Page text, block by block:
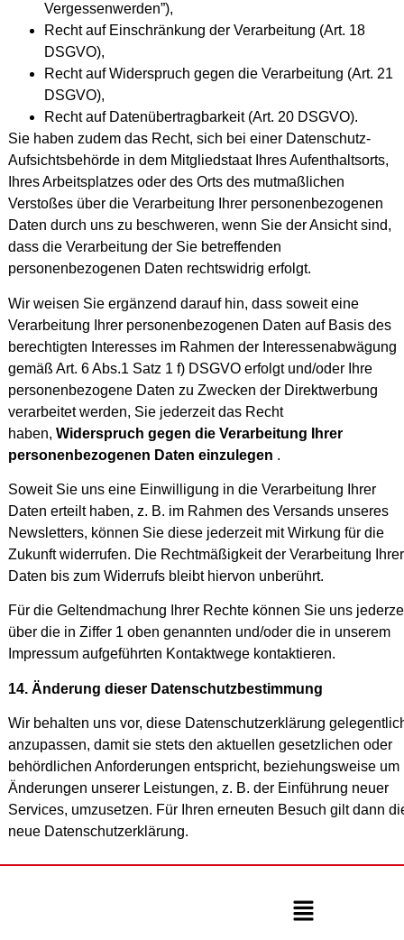
Vergessenwerden”),
Recht auf Einschränkung der Verarbeitung (Art. 18
DSGVO),
Recht auf Widerspruch gegen die Verarbeitung (Art. 21
DSGVO),
Recht auf Datenübertragbarkeit (Art. 20 DSGVO).
Sie haben zudem das Recht, sich bei einer Datenschutz-
Aufsichtsbehörde in dem Mitgliedstaat Ihres Aufenthaltsorts,
Ihres Arbeitsplatzes oder des Orts des mutmaßlichen
Verstoßes über die Verarbeitung Ihrer personenbezogenen
Daten durch uns zu beschweren, wenn Sie der Ansicht sind,
dass die Verarbeitung der Sie betreffenden
personenbezogenen Daten rechtswidrig erfolgt.
Wir weisen Sie ergänzend darauf hin, dass soweit eine
Verarbeitung Ihrer personenbezogenen Daten auf Basis des
berechtigten Interesses im Rahmen der Interessenabwägung
gemäß Art. 6 Abs.1 Satz 1 f) DSGVO erfolgt und/oder Ihre
personenbezogene Daten zu Zwecken der Direktwerbung
verarbeitet werden, Sie jederzeit das Recht
haben, Widerspruch gegen die Verarbeitung Ihrer
personenbezogenen Daten einzulegen .
Soweit Sie uns eine Einwilligung in die Verarbeitung Ihrer
Daten erteilt haben, z. B. im Rahmen des Versands unseres
Newsletters, können Sie diese jederzeit mit Wirkung für die
Zukunft widerrufen. Die Rechtmäßigkeit der Verarbeitung Ihrer
Daten bis zum Widerrufs bleibt hiervon unberührt.
Für die Geltendmachung Ihrer Rechte können Sie uns
über die in Ziffer 1 oben genannten und/oder die in unserem
Impressum aufgeführten Kontaktwege kontaktieren.
14. Änderung dieser Datenschutzbestimmung
Wir behalten uns vor, diese Datenschutzerklärung
anzupassen, damit sie stets den aktuellen gesetzlichen oder
behördlichen Anforderungen entspricht, beziehungsweise um
Änderungen unserer Leistungen, z. B. der Einführung neuer
Services, umzusetzen. Für Ihren erneuten Besuch gilt dann
neue Datenschutzerklärung.